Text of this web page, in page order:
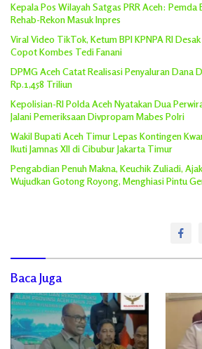
Kepala Pos Wilayah Satgas PRR Aceh: Pemda
Rehab-Rekon Masuk Inpres
Viral Video TikTok, Ketum BPI KPNPA RI
Copot Kombes Tedi Fanani
DPMG Aceh Catat Realisasi Penyaluran Dana
Rp.1,458 Triliun
Kepolisian-RI Polda Aceh Nyatakan Dua
Jalani Pemeriksaan Divpropam Mabes Polri
Wakil Bupati Aceh Timur Lepas Kontingen
Ikuti Jamnas XII di Cibubur Jakarta Timur
Pengabdian Penuh Makna, Keuchik Zuliadi,
Wujudkan Gotong Royong, Menghiasi Pintu
Baca Juga